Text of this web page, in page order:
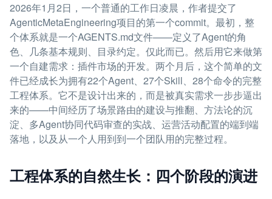
2026年1月2日，一个普通的工作日凌晨，作者提交了
AgenticMetaEngineering项目的第一个commit。最初，整
个体系就是一个AGENTS.md文件——定义了Agent的角
色、几条基本规则、目录约定。仅此而已。然后用它来做第
一个自建需求：插件市场的开发。两个月后，这个简单的文
件已经成长为拥有22个Agent、27个Skill、28个命令的完整
工程体系。它不是设计出来的，而是被真实需求一步步逼出
来的——中间经历了场景路由的建设与推翻、方法论的沉
淀、多Agent协同代码审查的实战、运营活动配置的端到端
落地，以及从一个人用到到一个团队用的完整过程。
工程体系的自然生长：四个阶段的演进